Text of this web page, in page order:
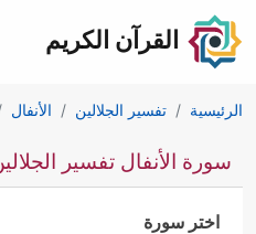
القرآن الكريم
الرئيسية تفسير الجلالين الأنفال
سورة الأنفال تفسير الجلالين
اختر سورة